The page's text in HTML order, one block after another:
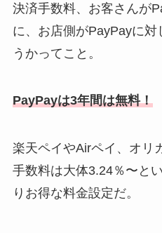
決済手数料、お客さんが
に、お店側がPayPayに
うかってこと。
PayPayは3年間は無料！
楽天ペイやAirペイ、オリ
手数料は大体3.24％〜と
りお得な料金設定だ。